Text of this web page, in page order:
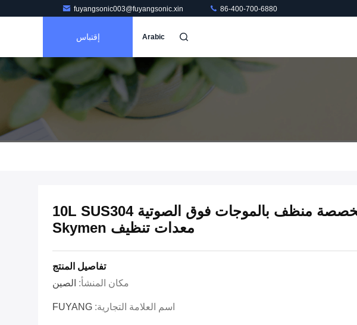
fuyangsonic003@fuyangsonic.xin 86-400-700-6880
Arabic إقتباس
40KHz مخصصة منظف بالموجات فوق الصوتية 10L SUS304
معدات تنظيف Skymen
تفاصيل المنتج
مكان المنشأ: الصين
اسم العلامة التجارية: FUYANG